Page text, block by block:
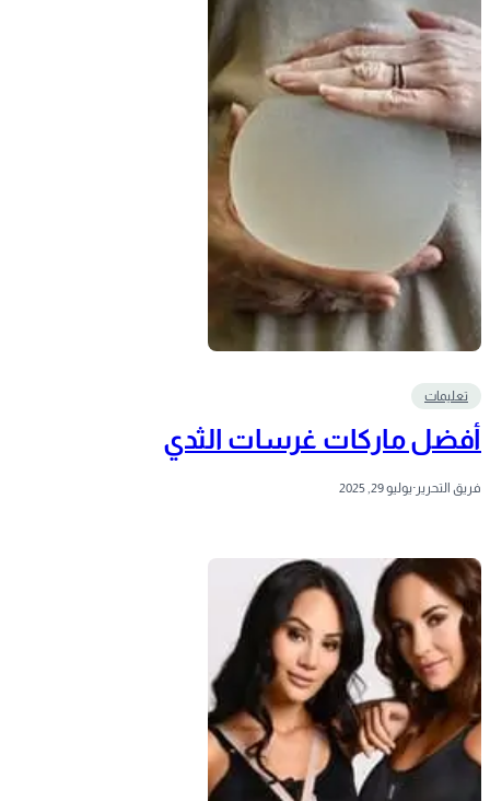
تعليمات
أفضل ماركات غرسات الثدي
فريق التحرير ·يوليو 29, 2025